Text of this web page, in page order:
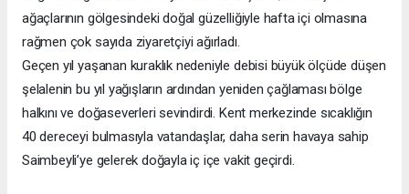
ağaçlarının gölgesindeki doğal güzelliğiyle hafta içi olmasına
rağmen çok sayıda ziyaretçiyi ağırladı.
Geçen yıl yaşanan kuraklık nedeniyle debisi büyük ölçüde düşen
şelalenin bu yıl yağışların ardından yeniden çağlaması bölge
halkını ve doğaseverleri sevindirdi. Kent merkezinde sıcaklığın
40 dereceyi bulmasıyla vatandaşlar, daha serin havaya sahip
Saimbeyli’ye gelerek doğayla iç içe vakit geçirdi.